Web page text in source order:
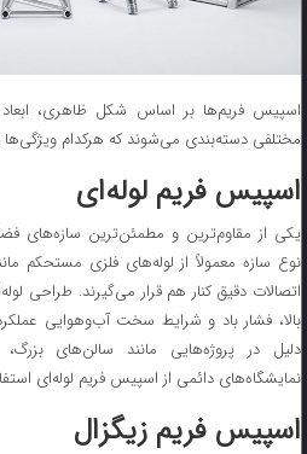
اسپیس فریم‌ها بر اساس شکل ظاهری، ابعاد
مختلفی دسته‌بندی می‌شوند که هرکدام ویژگی‌ها
اسپیس فریم لوله‌ای
یکی از مقاوم‌ترین و مطمئن‌ترین سازه‌های
نوع سازه معمولاً از لوله‌های فلزی مستحکم
اتصالات دقیق کنار هم قرار می‌گیرند. طراحی
بالا، فشار باد و شرایط سخت آب‌وهوایی
دلیل در پروژه‌هایی مانند سالن‌های
نمایشگاه‌های دائمی از اسپیس فریم لوله‌ای
اسپیس فریم زیگزال